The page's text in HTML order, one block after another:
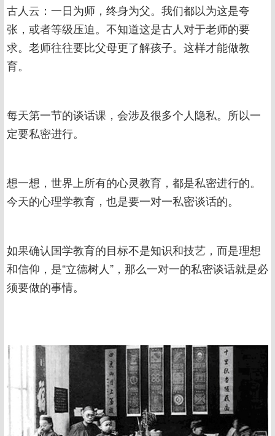
古人云：一日为师，终身为父。我们都以为这是夸
张，或者等级压迫。不知道这是古人对于老师的要
求。老师往往要比父母更了解孩子。这样才能做教
育。
每天第一节的谈话课，会涉及很多个人隐私。所以一
定要私密进行。
想一想，世界上所有的心灵教育，都是私密进行的。
今天的心理学教育，也是要一对一私密谈话的。
如果确认国学教育的目标不是知识和技艺，而是理想
和信仰，是“立德树人”，那么一对一的私密谈话就是必
须要做的事情。